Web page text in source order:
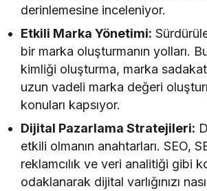
derinlemesine inceleniyor.
Etkili Marka Yönetimi:
bir marka oluşturmanın yolları.
kimliği oluşturma, marka
uzun vadeli marka değeri
konuları kapsıyor.
Dijital Pazarlama Stratejileri:
etkili olmanın anahtarları. SEO,
reklamcılık ve veri analitiği gibi
odaklanarak dijital varlığınızı